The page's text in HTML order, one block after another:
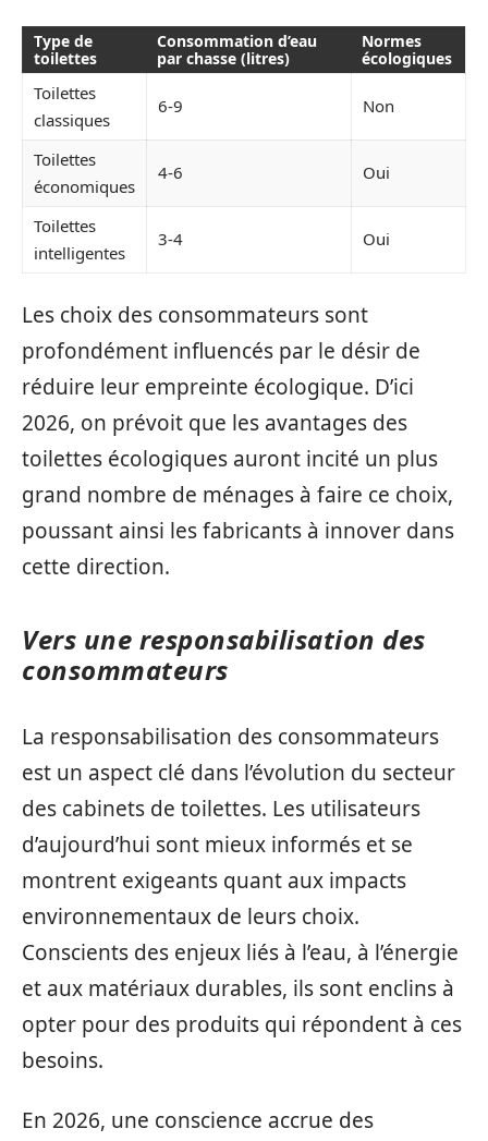
Type de
toilettes
Consommation d’eau
par chasse (litres)
Normes
écologiques
Toilettes
classiques
6-9 Non
Toilettes
économiques
4-6 Oui
Toilettes
intelligentes
3-4 Oui
Les choix des consommateurs sont
profondément influencés par le désir de
réduire leur empreinte écologique. D’ici
2026, on prévoit que les avantages des
toilettes écologiques auront incité un plus
grand nombre de ménages à faire ce choix,
poussant ainsi les fabricants à innover dans
cette direction.
Vers une responsabilisation des
consommateurs
La responsabilisation des consommateurs
est un aspect clé dans l’évolution du secteur
des cabinets de toilettes. Les utilisateurs
d’aujourd’hui sont mieux informés et se
montrent exigeants quant aux impacts
environnementaux de leurs choix.
Conscients des enjeux liés à l’eau, à l’énergie
et aux matériaux durables, ils sont enclins à
opter pour des produits qui répondent à ces
besoins.
En 2026, une conscience accrue des